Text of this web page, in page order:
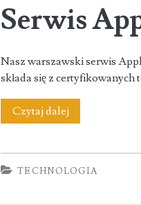
Serwis
Nasz warszawski serwis
składa się z
Czytaj dalejSerwis
TECHNOLOGIA